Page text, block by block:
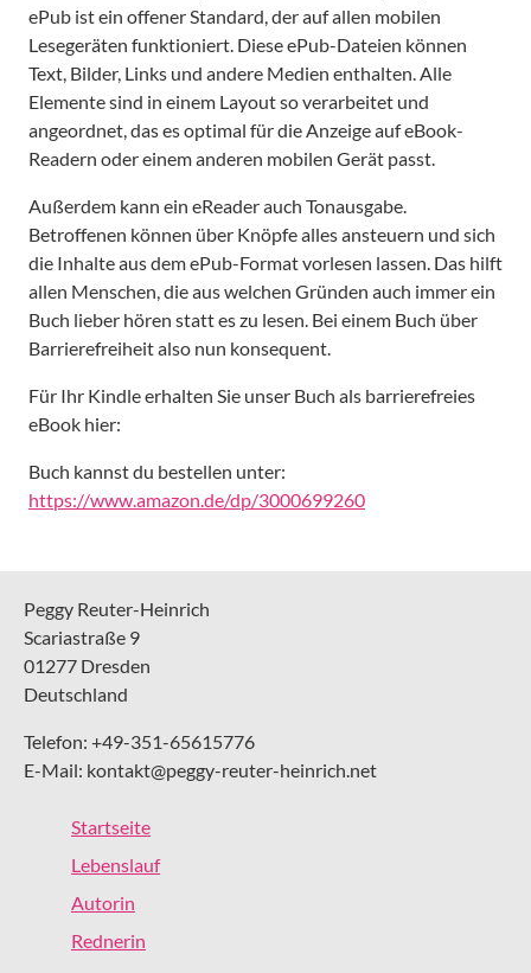
ePub ist ein offener Standard, der auf allen mobilen
Lesegeräten funktioniert. Diese ePub-Dateien können
Text, Bilder, Links und andere Medien enthalten. Alle
Elemente sind in einem Layout so verarbeitet und
angeordnet, das es optimal für die Anzeige auf eBook-
Readern oder einem anderen mobilen Gerät passt.
Außerdem kann ein eReader auch Tonausgabe.
Betroffenen können über Knöpfe alles ansteuern und sich
die Inhalte aus dem ePub-Format vorlesen lassen. Das hilft
allen Menschen, die aus welchen Gründen auch immer ein
Buch lieber hören statt es zu lesen. Bei einem Buch über
Barrierefreiheit also nun konsequent.
Für Ihr Kindle erhalten Sie unser Buch als barrierefreies
eBook hier:
Buch kannst du bestellen unter:
https://www.amazon.de/dp/3000699260
Peggy Reuter-Heinrich
Scariastraße 9
01277 Dresden
Deutschland
Telefon: +49-351-65615776
E-Mail: kontakt@peggy-reuter-heinrich.net
Startseite
Lebenslauf
Autorin
Rednerin